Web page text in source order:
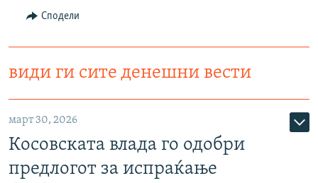
Сподели
види ги сите денешни вести
март 30, 2026
Косовската влада го одобри
предлогот за испраќање